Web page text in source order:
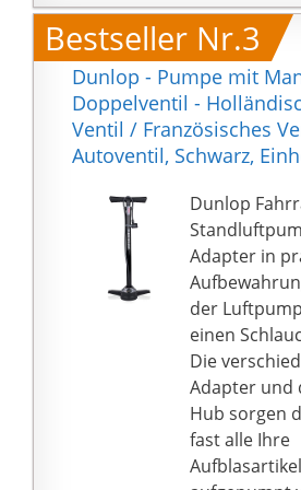
Reifenplatzer
Enthält einen
4
für Berg-,
für die
Straßen- und
aufgepumpt
Motorräder,
Schwimmring,
Basketball,
aus.
Optimales
hoher
präzisen
verfügt die
Standpumpe
mit
in bar und
Made in
AIRCONTROL
Standpumpe
nahezu alle
von SKS
werden in
hergestellt
einen
Bestseller Nr.3
Dunlop - Pumpe mit
Doppelventil -
Ventil / Französisches
Autoventil, Schwarz,
Dunlop
Adapter in
der
einen
Die
Adapter und
Hub sorgen
fast alle Ihre
Aufblasartikel